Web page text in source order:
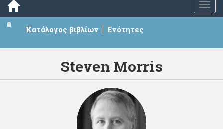
Κατάλογος βιβλίων Ενότητες
Steven Morris